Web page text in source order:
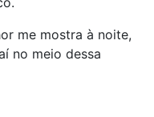
me mostra à noite,
no meio dessa